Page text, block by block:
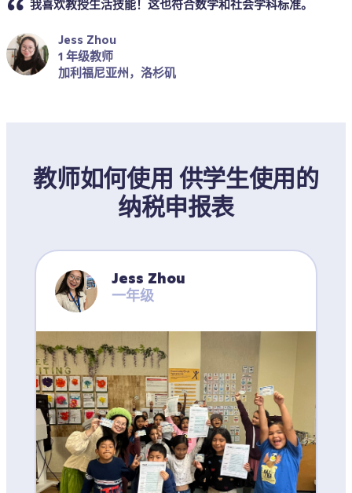
我喜欢教授生活技能！这也符合数学和社会学科标准。
Jess Zhou
1 年级教师
加利福尼亚州，洛杉矶
教师如何使用 供学生使用的
纳税申报表
Jess Zhou
一年级